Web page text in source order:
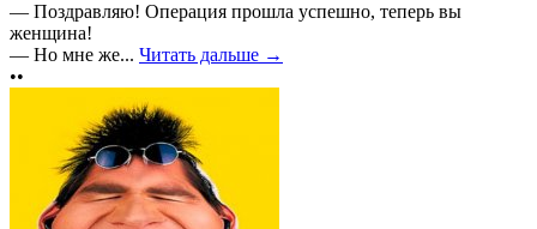
— Поздравляю! Операция прошла успешно, теперь вы
женщина!
— Но мне же... Читать дальше →
••